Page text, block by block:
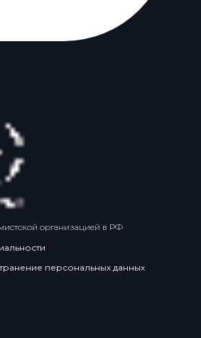
организацией в РФ
персональных данных